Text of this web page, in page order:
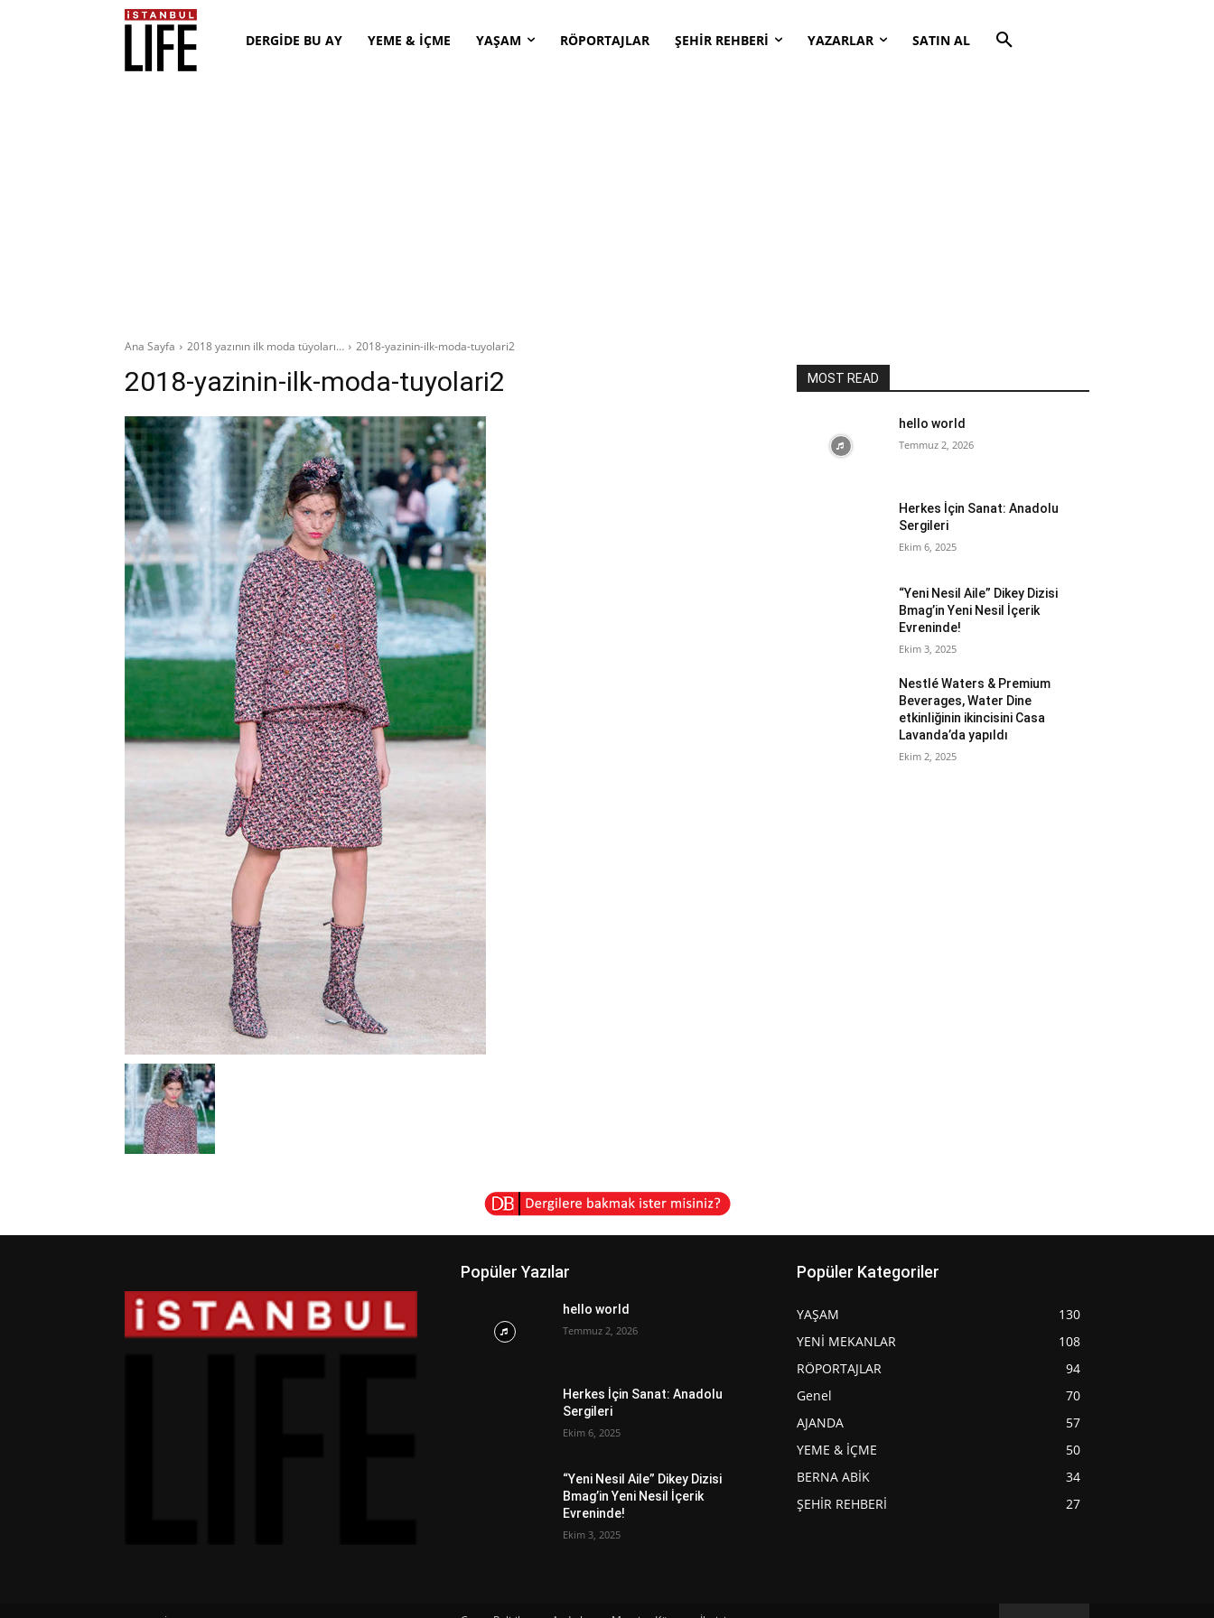
DERGİDE BU AY YEME & İÇME YAŞAM RÖPORTAJLAR ŞEHİR REHBERİ YAZARLAR SATIN AL
Ana Sayfa 2018 yazının ilk moda tüyoları… 2018-yazinin-ilk-moda-tuyolari2
2018-yazinin-ilk-moda-tuyolari2 MOST READ
hello world
Temmuz 2, 2026
Herkes İçin Sanat: Anadolu
Sergileri
Ekim 6, 2025
“Yeni Nesil Aile” Dikey Dizisi
Bmag’in Yeni Nesil İçerik
Evreninde!
Ekim 3, 2025
Nestlé Waters & Premium
Beverages, Water Dine
etkinliğinin ikincisini Casa
Lavanda’da yapıldı
Ekim 2, 2025
Popüler Yazılar
hello world
Temmuz 2, 2026
Herkes İçin Sanat: Anadolu
Sergileri
Ekim 6, 2025
“Yeni Nesil Aile” Dikey Dizisi
Bmag’in Yeni Nesil İçerik
Evreninde!
Ekim 3, 2025
Popüler Kategoriler
YAŞAM
130
YENİ MEKANLAR
108
RÖPORTAJLAR
94
Genel
70
AJANDA
57
YEME & İÇME
50
BERNA ABİK
34
ŞEHİR REHBERİ
27